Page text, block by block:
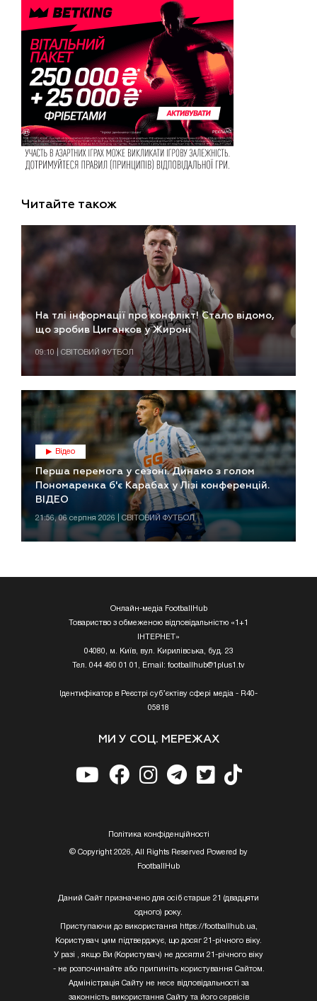
Читайте також
На тлі інформації про конфлікт! Стало відомо,
що зробив Циганков у Жироні
09:10 | СВІТОВИЙ ФУТБОЛ
Відео
Перша перемога у сезоні. Динамо з голом
Пономаренка б'є Карабах у Лізі конференцій.
ВІДЕО
21:56, 06 серпня 2026 | СВІТОВИЙ ФУТБОЛ
Онлайн-медіа FootballHub
Товариство з обмеженою відповідальністю «1+1
ІНТЕРНЕТ»
04080, м. Київ, вул. Кирилівська, буд. 23
Тел. 044 490 01 01, Email: footballhub@1plus1.tv
Ідентифікатор в Реєстрі суб’єктіву сфері медіа - R40-
05818
МИ У СОЦ. МЕРЕЖАХ
Полiтика конфiденцiйностi
© Copyright 2026, All Rights Reserved Powered by
FootballHub
Даний Сайт призначено для осіб старше 21 (двадцяти
одного) року.
Приступаючи до використання https://footballhub.ua,
Користувач цим підтверджує, що досяг 21-річного віку.
У разі , якщо Ви (Користувач) не досягли 21-річного віку
- не розпочинайте або припиніть користування Сайтом.
Адміністрація Сайту не несе відповідальності за
законність використання Сайту та його сервісів